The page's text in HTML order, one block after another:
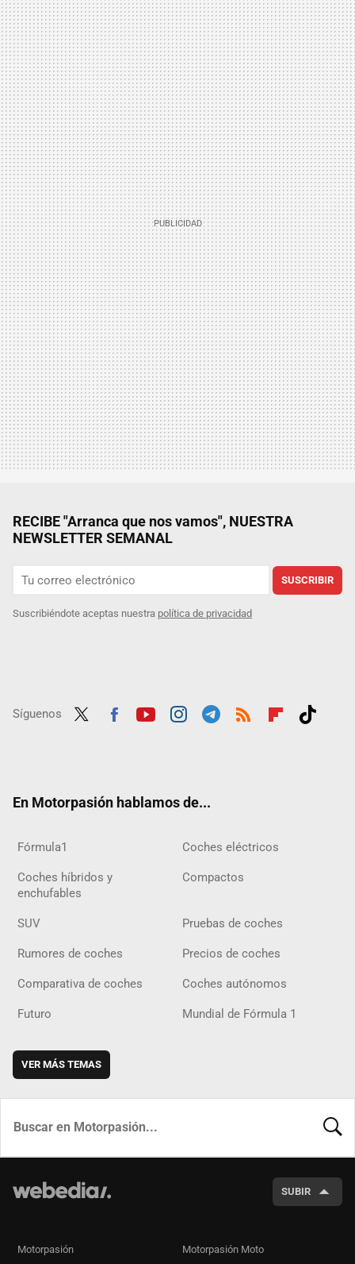
RECIBE "Arranca que nos vamos", NUESTRA
NEWSLETTER SEMANAL
SUSCRIBIR
Suscribiéndote aceptas nuestra política de privacidad
Síguenos
En Motorpasión hablamos de...
Fórmula1 Coches eléctricos
Coches híbridos y
enchufables
Compactos
SUV Pruebas de coches
Rumores de coches Precios de coches
Comparativa de coches Coches autónomos
Futuro Mundial de Fórmula 1
VER MÁS TEMAS
SUBIR
Motorpasión Motorpasión Moto